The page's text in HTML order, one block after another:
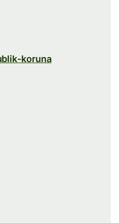
koruna